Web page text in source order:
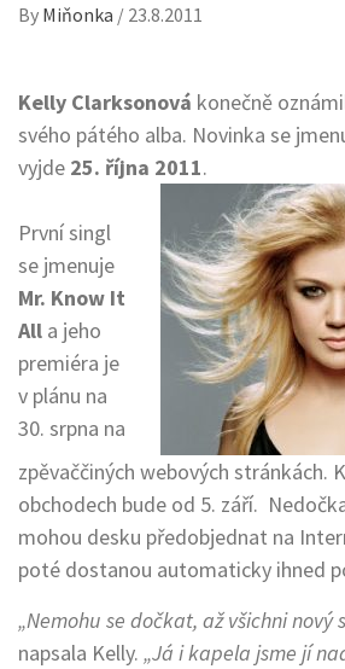
By Miňonka / 23.8.2011
Kelly Clarksonová konečně
svého pátého alba. Novinka se
vyjde 25. října 2011.
První singl
se jmenuje
Mr. Know It
All a jeho
premiéra je
v plánu na
30. srpna na
zpěvaččiných webových stránkách.
obchodech bude od 5. září.
mohou desku předobjednat na
poté dostanou automaticky ihned
„Nemohu se dočkat, až všichni nový
napsala Kelly. „Já i kapela jsme jí